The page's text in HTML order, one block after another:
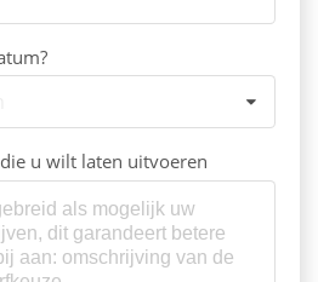
u wilt laten uitvoeren